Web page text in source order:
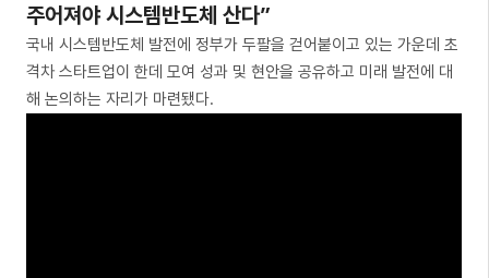
주어져야 시스템반도체 산다”
국내 시스템반도체 발전에 정부가 두팔을 걷어붙이고 있는 가운데 초
격차 스타트업이 한데 모여 성과 및 현안을 공유하고 미래 발전에 대
해 논의하는 자리가 마련됐다.